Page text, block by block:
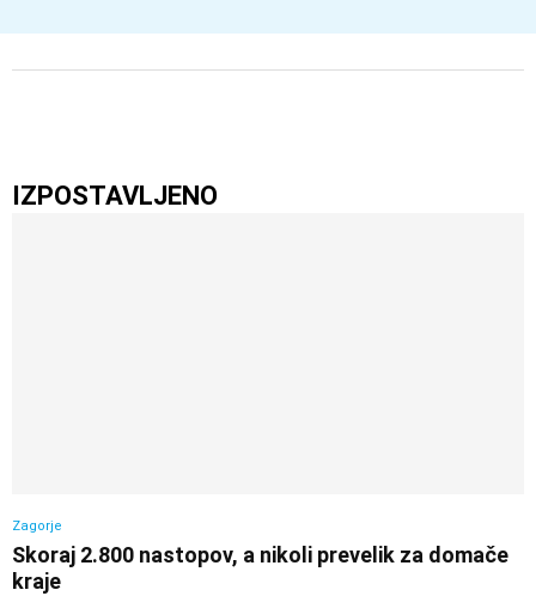
IZPOSTAVLJENO
Zagorje
Skoraj 2.800 nastopov, a nikoli prevelik za domače
kraje